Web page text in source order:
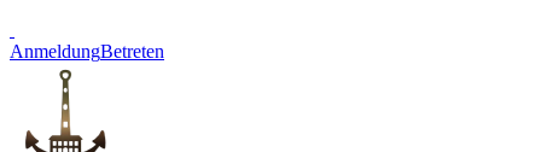
AnmeldungBetreten